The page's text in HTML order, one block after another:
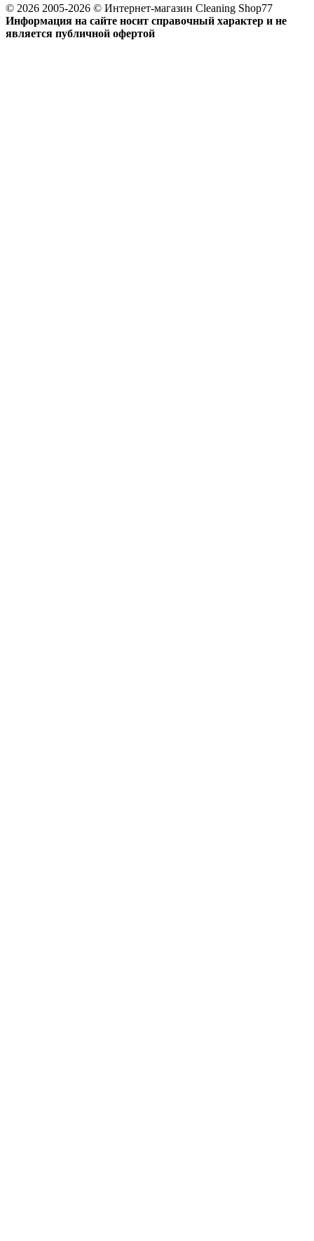
© 2026 2005-2026 © Интернет-магазин Cleaning Shop77
Информация на сайте носит справочный характер и не
является публичной офертой